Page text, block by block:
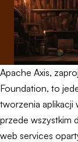
Apache Axis,
Foundation, to
tworzenia aplikacji
przede wszystkim
web services